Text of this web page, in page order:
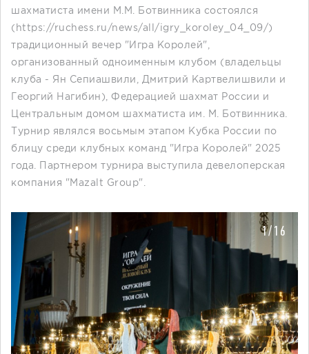
шахматиста имени М.М. Ботвинника состоялся
(https://ruchess.ru/news/all/igry_koroley_04_09/)
традиционный вечер "Игра Королей",
организованный одноименным клубом (владельцы
клуба - Ян Сепиашвили, Дмитрий Картвелишвили и
Георгий Нагибин), Федерацией шахмат России и
Центральным домом шахматиста им. М. Ботвинника.
Турнир являлся восьмым этапом Кубка России по
блицу среди клубных команд "Игра Королей" 2025
года. Партнером турнира выступила девелоперская
компания "Mazalt Group".
1/16